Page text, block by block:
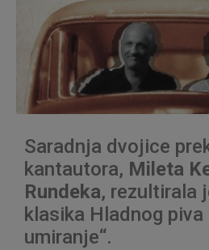
Saradnja dvojice
kantautora, Mileta
Rundeka, rezultirala
klasika Hladnog piva
umiranje“.